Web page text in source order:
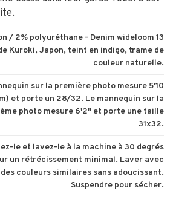
/ 2% polyuréthane - Denim wideloom 13
Kuroki, Japon, teint en indigo, trame de
couleur naturelle.
sur la première photo mesure 5'10
et porte un 28/32. Le mannequin sur la
photo mesure 6'2" et porte une taille
31x32.
le et lavez-le à la machine à 30 degrés
un rétrécissement minimal. Laver avec
des couleurs similaires sans adoucissant.
Suspendre pour sécher.